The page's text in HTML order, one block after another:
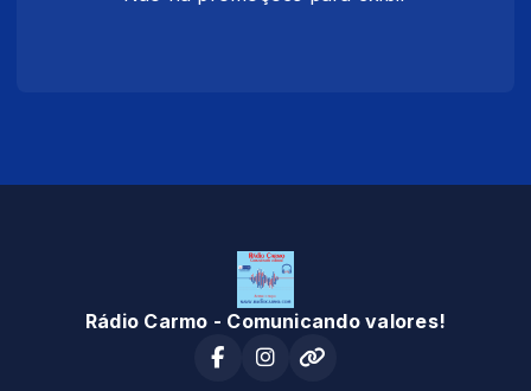
Rádio Carmo - Comunicando valores!